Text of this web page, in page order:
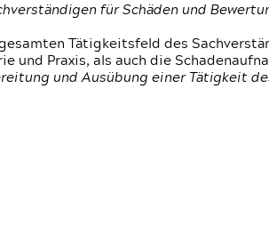
für Schäden und
Tätigkeitsfeld des
und Praxis, als auch die
und Ausübung einer Tätigkeit